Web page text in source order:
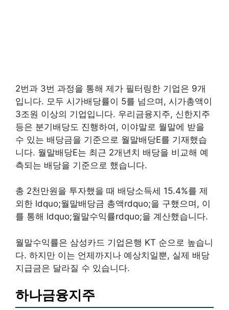
2번과 3번 과정을 통해 제가 필터링한 기업은 9개
입니다. 모두 시가배당률이 5를 넘으며, 시가총액이
3조원 이상의 기업입니다. 우리금융지주, 신한지주
등은 분기배당도 진행하여, 이야말로 월말에 받을
수 있는 배당금을 기준으로 월말배당E를 기재했습
니다. 월말배당E는 최근 2개년치 배당을 비교해 예
측되는 배당을 기준으로 했습니다.
총 2천만원을 투자했을 때 배당소득세 15.4%를 제
외한 ldquo;월말배당금 총액rdquo;을 구했으며, 이
를 통해 ldquo;월말수익률rdquo;을 계산했습니다.
월말수익률은 삼성카드 기업은행 KT 순으로 높습니
다. 하지만 이는 언제까지나 예상치일뿐, 실제 배당
지급금은 달라질 수 있습니다.
하나금융지주